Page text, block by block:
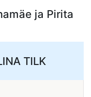
ja Pirita
TILK